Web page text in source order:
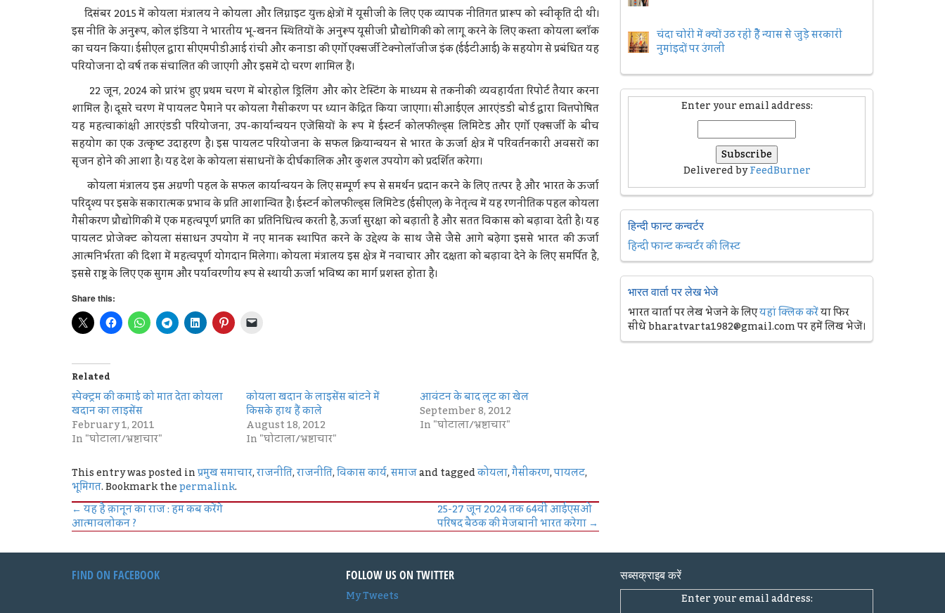
दिसंबर 2015 में कोयला मंत्रालय ने कोयला और लिग्नाइट युक्त क्षेत्रों में यूसीजी के लिए एक व्यापक नीतिगत प्रारूप को स्‍वीकृति दी थी।
इस नीति के अनुरूप, कोल इंडिया ने भारतीय भू-खनन स्थितियों के अनुरूप यूसीजी प्रौद्योगिकी को लागू करने के लिए कस्ता कोयला ब्लॉक
का चयन किया। ईसीएल द्वारा सीएमपीडीआई रांची और कनाडा की एर्गो एक्सर्जी टेक्नोलॉजीज इंक (ईईटीआई) के सहयोग से प्रबंधित यह
परियोजना दो वर्ष तक संचालित की जाएगी और इसमें दो चरण शामिल हैं।
22 जून, 2024 को प्रारंभ हुए प्रथम चरण में बोरहोल ड्रिलिंग और कोर टेस्टिंग के माध्यम से तकनीकी व्यवहार्यता रिपोर्ट तैयार करना
शामिल है। दूसरे चरण में पायलट पैमाने पर कोयला गैसीकरण पर ध्यान केंद्रित किया जाएगा। सीआईएल आरएंडडी बोर्ड द्वारा वित्तपोषित
यह महत्वाकांक्षी आरएंडडी परियोजना, उप-कार्यान्वयन एजेंसियों के रूप में ईस्टर्न कोलफील्ड्स लिमिटेड और एर्गो एक्सर्जी के बीच
सहयोग का एक उत्‍कृष्‍ट उदाहरण है। इस पायलट परियोजना के सफल क्रियान्वयन से भारत के ऊर्जा क्षेत्र में परिवर्तनकारी अवसरों का
सृजन होने की आशा है। यह देश के कोयला संसाधनों के दीर्घकालिक और कुशल उपयोग को प्रदर्शित करेगा।
कोयला मंत्रालय इस अग्रणी पहल के सफल कार्यान्वयन के लिए सम्‍पूर्ण रूप से समर्थन प्रदान करने के लिए तत्पर है और भारत के ऊर्जा
परिदृश्य पर इसके सकारात्मक प्रभाव के प्रति आशान्वित है। ईस्टर्न कोलफील्ड्स लिमिटेड (ईसीएल) के नेतृत्व में यह रणनीतिक पहल कोयला
गैसीकरण प्रौद्योगिकी में एक महत्वपूर्ण प्रगति का प्रतिनिधित्व करती है, ऊर्जा सुरक्षा को बढ़ाती है और सतत विकास को बढ़ावा देती है। यह
पायलट प्रोजेक्ट कोयला संसाधन उपयोग में नए मानक स्थापित करने के उद्देश्य के साथ जैसे जैसे आगे बढ़ेगा इससे भारत की ऊर्जा
आत्मनिर्भरता की दिशा में महत्‍वपूर्ण योगदान मिलेगा। कोयला मंत्रालय इस क्षेत्र में नवाचार और दक्षता को बढ़ावा देने के लिए समर्पित है,
इससे राष्ट्र के लिए एक सुगम और पर्यावरणीय रूप से स्‍थायी ऊर्जा भविष्य का मार्ग प्रशस्त होता है।
Share this:
Related
स्पेक्ट्रम की कमाई को मात देता कोयला
खदान का लाइसेंस
February 1, 2011
In "घोटाला/भ्रष्टाचार"
कोयला खदान के लाइसेंस बांटने में
किसके हाथ हैं काले
August 18, 2012
In "घोटाला/भ्रष्टाचार"
आवंटन के बाद लूट का खेल
September 8, 2012
In "घोटाला/भ्रष्टाचार"
This entry was posted inप्रमुख समाचार,राजनीति,राजनीति,विकास कार्य,समाजand taggedकोयला,गैसीकरण,पायलट,
भूमिगत. Bookmark thepermalink.
←यह है क़ानून का राज : हम कब करेंगे
आत्मावलोकन ?
25-27 जून 2024 तक 64वीं आईएसओ
परिषद बैठक की मेजबानी भारत करेगा→
चंदा चोरी में क्यों उठ रही हैैं न्यास से जुड़े सरकारी
नुमांइदों पर उंगली
Enter your email address:
Delivered byFeedBurner
हिन्दी फान्ट कन्वर्टर
हिन्दी फान्ट कन्वर्टर की लिस्ट
भारत वार्ता पर लेख भेजे
भारत वार्ता पर लेख भेजने के लिएयहां क्लिक करेंया फिर
सीधे bharatvarta1982@gmail.com पर हमें लिख भेजें।
FIND ON FACEBOOK FOLLOW US ON TWITTER
My Tweets
सब्सक्राइब करें
Enter your email address: